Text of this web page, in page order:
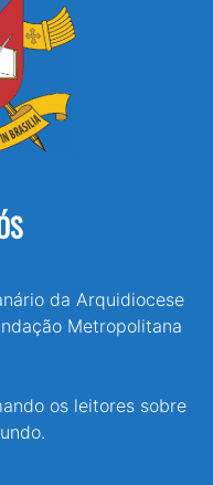
da Arquidiocese
Metropolitana
os leitores sobre